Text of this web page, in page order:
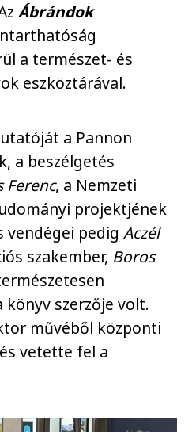
Ábrándok
a természet- és
eszköztárával.
a Pannon
a beszélgetés
Ferenc, a Nemzeti
projektjének
vendégei pedigAczél
szakember, Boros
könyv szerzője volt.
művéből központi
vetette fel a